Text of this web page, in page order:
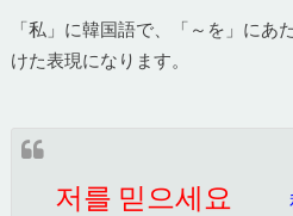
「私」に韓国語で、「～を」にあ
けた表現になります。
저를 믿으세요